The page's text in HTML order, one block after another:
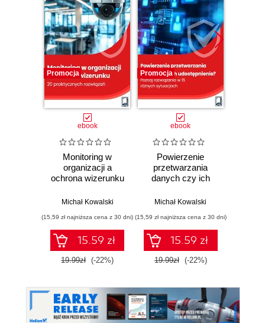
Promocja
ebook
Monitoring w
organizacji a
ochrona wizerunku
rozwiązaniach
Michał Kowalski
(15,59 zł najniższa cena z 30 dni)
15.59 zł
19.99zł (-22%)
Promocja
ebook
Powierzenie
przetwarzania
danych czy ich
Poznaj rozwiązania
sytuacjach
Michał Kowalski
(15,59 zł najniższa cena z 30 dni)
15.59 zł
19.99zł (-22%)